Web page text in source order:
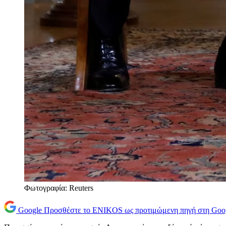
Φωτογραφία: Reuters
Google Προσθέστε το ENIKOS ως προτιμώμενη πηγή στη